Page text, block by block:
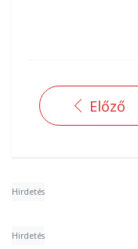
Előző
Hirdetés
Hirdetés